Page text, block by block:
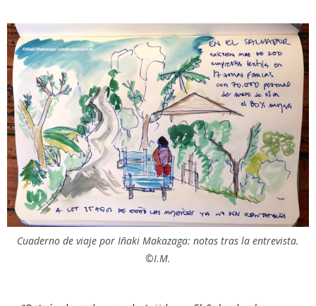
Cuaderno de viaje por Iñaki Makazaga: notas tras la entrevista.
©I.M.